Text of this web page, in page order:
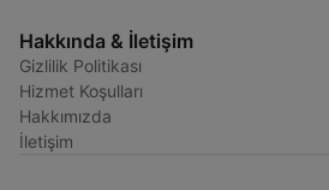
Hakkında & İletişim
Gizlilik Politikası
Hizmet Koşulları
Hakkımızda
İletişim